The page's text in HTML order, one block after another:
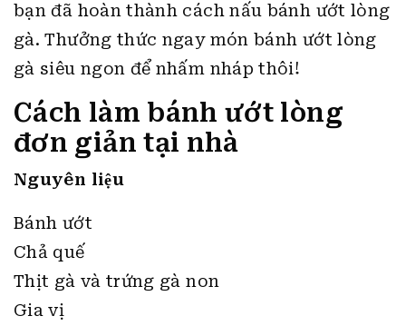
bạn đã hoàn thành cách nấu bánh ướt lòng
gà. Thưởng thức ngay món bánh ướt lòng
gà siêu ngon để nhấm nháp thôi!
Cách làm bánh ướt lòng
đơn giản tại nhà
Nguyên liệu
Bánh ướt
Chả quế
Thịt gà và trứng gà non
Gia vị